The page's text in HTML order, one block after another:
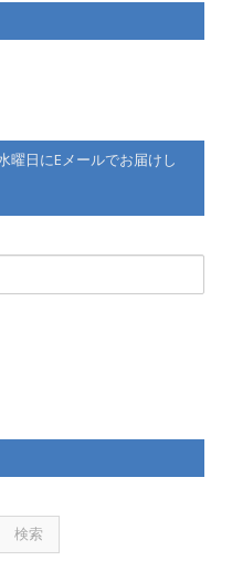
曜日にEメールでお届けし